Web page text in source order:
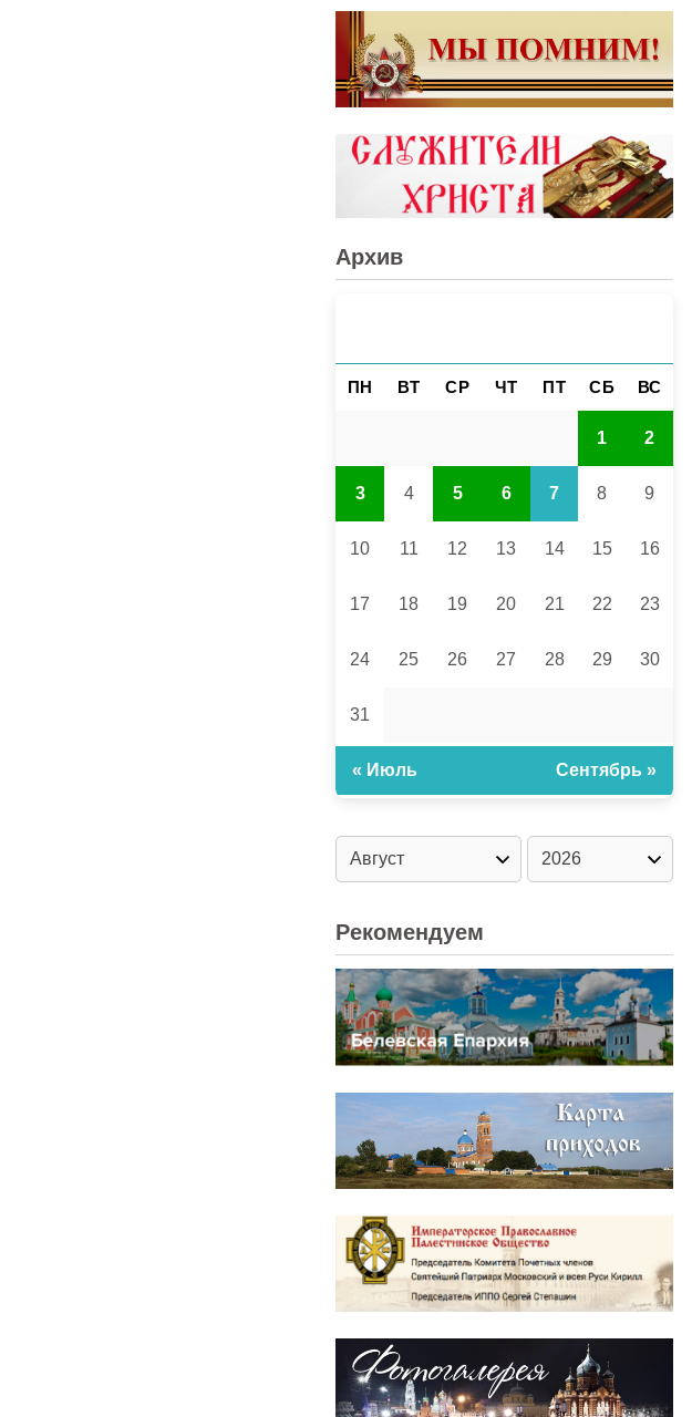
Архив
ПН ВТ СР ЧТ ПТ СБ ВС
1 2
3 4 5 6 7 8 9
10 11 12 13 14 15 16
17 18 19 20 21 22 23
24 25 26 27 28 29 30
31
« Июль Сентябрь »
Рекомендуем